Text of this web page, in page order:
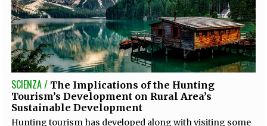
SCIENZA / The Implications of the Hunting
Tourism’s Development on Rural Area’s
Sustainable Development
Hunting tourism has developed along with visiting some